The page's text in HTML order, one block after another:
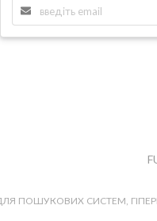
ПОШУКОВИХ СИСТЕМ,